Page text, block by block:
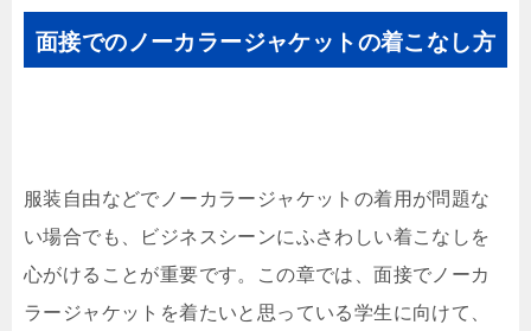
面接でのノーカラージャケットの着こなし方
服装自由などでノーカラージャケットの着用が問題な
い場合でも、ビジネスシーンにふさわしい着こなしを
心がけることが重要です。この章では、面接でノーカ
ラージャケットを着たいと思っている学生に向けて、